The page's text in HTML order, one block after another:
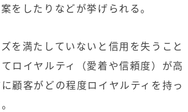
をしたりなどが挙げられる。
を満たしていないと信用を失うこと
ロイヤルティ（愛着や信頼度）が高
顧客がどの程度ロイヤルティを持っ